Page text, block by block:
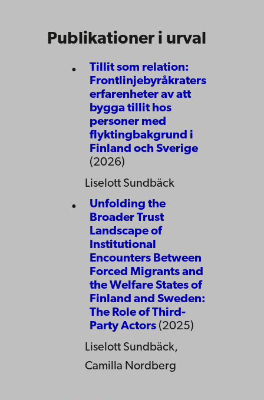
Publikationer i urval
Tillit som relation:
Frontlinjebyråkraters
erfarenheter av att
bygga tillit hos
personer med
flyktingbakgrund i
Finland och Sverige
(2026)
Liselott Sundbäck
Unfolding the
Broader Trust
Landscape of
Institutional
Encounters Between
Forced Migrants and
the Welfare States of
Finland and Sweden:
The Role of Third-
Party Actors (2025)
Liselott Sundbäck,
Camilla Nordberg